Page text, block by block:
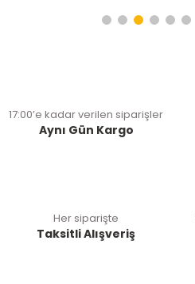
17:00’e kadar verilen siparişler
Aynı Gün Kargo
Her siparişte
Taksitli Alışveriş